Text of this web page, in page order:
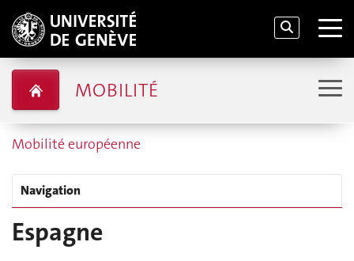
MOBILITÉ
Mobilité européenne
Navigation
Espagne